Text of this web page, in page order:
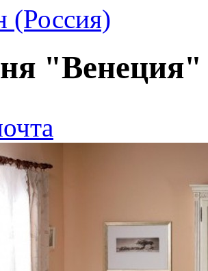
(Россия)
"Венеция"